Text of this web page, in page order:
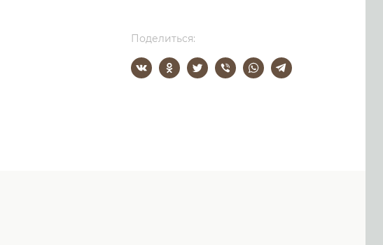
Поделиться: